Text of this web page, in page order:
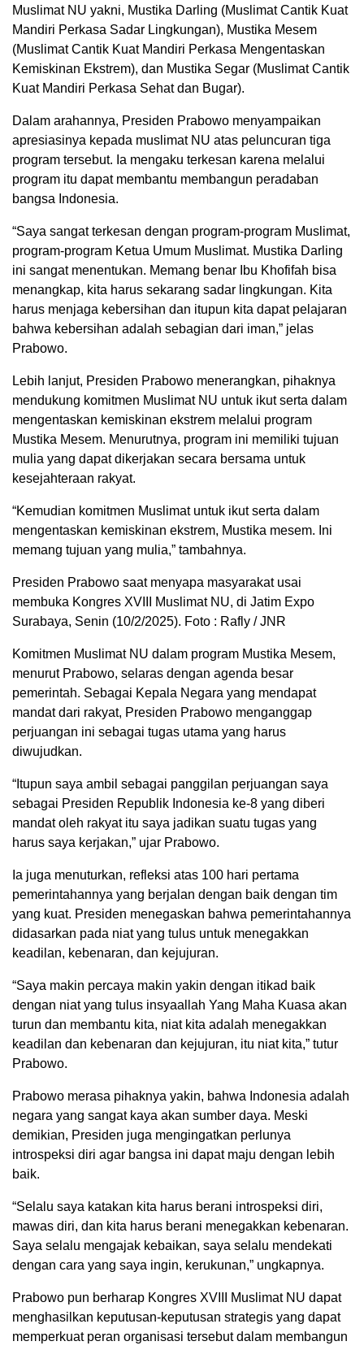
Muslimat NU yakni, Mustika Darling (Muslimat Cantik Kuat
Mandiri Perkasa Sadar Lingkungan), Mustika Mesem
(Muslimat Cantik Kuat Mandiri Perkasa Mengentaskan
Kemiskinan Ekstrem), dan Mustika Segar (Muslimat Cantik
Kuat Mandiri Perkasa Sehat dan Bugar).
Dalam arahannya, Presiden Prabowo menyampaikan
apresiasinya kepada muslimat NU atas peluncuran tiga
program tersebut. Ia mengaku terkesan karena melalui
program itu dapat membantu membangun peradaban
bangsa Indonesia.
“Saya sangat terkesan dengan program-program Muslimat,
program-program Ketua Umum Muslimat. Mustika Darling
ini sangat menentukan. Memang benar Ibu Khofifah bisa
menangkap, kita harus sekarang sadar lingkungan. Kita
harus menjaga kebersihan dan itupun kita dapat pelajaran
bahwa kebersihan adalah sebagian dari iman,” jelas
Prabowo.
Lebih lanjut, Presiden Prabowo menerangkan, pihaknya
mendukung komitmen Muslimat NU untuk ikut serta dalam
mengentaskan kemiskinan ekstrem melalui program
Mustika Mesem. Menurutnya, program ini memiliki tujuan
mulia yang dapat dikerjakan secara bersama untuk
kesejahteraan rakyat.
“Kemudian komitmen Muslimat untuk ikut serta dalam
mengentaskan kemiskinan ekstrem, Mustika mesem. Ini
memang tujuan yang mulia,” tambahnya.
Presiden Prabowo saat menyapa masyarakat usai
membuka Kongres XVIII Muslimat NU, di Jatim Expo
Surabaya, Senin (10/2/2025). Foto : Rafly / JNR
Komitmen Muslimat NU dalam program Mustika Mesem,
menurut Prabowo, selaras dengan agenda besar
pemerintah. Sebagai Kepala Negara yang mendapat
mandat dari rakyat, Presiden Prabowo menganggap
perjuangan ini sebagai tugas utama yang harus
diwujudkan.
“Itupun saya ambil sebagai panggilan perjuangan saya
sebagai Presiden Republik Indonesia ke-8 yang diberi
mandat oleh rakyat itu saya jadikan suatu tugas yang
harus saya kerjakan,” ujar Prabowo.
Ia juga menuturkan, refleksi atas 100 hari pertama
pemerintahannya yang berjalan dengan baik dengan tim
yang kuat. Presiden menegaskan bahwa pemerintahannya
didasarkan pada niat yang tulus untuk menegakkan
keadilan, kebenaran, dan kejujuran.
“Saya makin percaya makin yakin dengan itikad baik
dengan niat yang tulus insyaallah Yang Maha Kuasa akan
turun dan membantu kita, niat kita adalah menegakkan
keadilan dan kebenaran dan kejujuran, itu niat kita,” tutur
Prabowo.
Prabowo merasa pihaknya yakin, bahwa Indonesia adalah
negara yang sangat kaya akan sumber daya. Meski
demikian, Presiden juga mengingatkan perlunya
introspeksi diri agar bangsa ini dapat maju dengan lebih
baik.
“Selalu saya katakan kita harus berani introspeksi diri,
mawas diri, dan kita harus berani menegakkan kebenaran.
Saya selalu mengajak kebaikan, saya selalu mendekati
dengan cara yang saya ingin, kerukunan,” ungkapnya.
Prabowo pun berharap Kongres XVIII Muslimat NU dapat
menghasilkan keputusan-keputusan strategis yang dapat
memperkuat peran organisasi tersebut dalam membangun